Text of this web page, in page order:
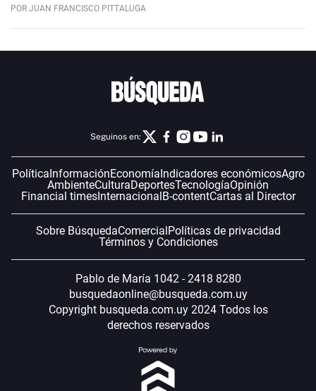
POR JUAN FRANCISCO PITTALUGA
Seguinos en:
PolíticaInformaciónEconomíaIndicadores económicosAgro
AmbienteCulturaDeportesTecnologíaOpinión
Financial timesInternacionalB-contentCartas al Director
Sobre BúsquedaComercialPolíticas de privacidad
Términos y Condiciones
Pablo de María 1042 - 2418 8280
busquedaonline@busqueda.com.uy
Copyright busqueda.com.uy 2024 Todos los
derechos reservados